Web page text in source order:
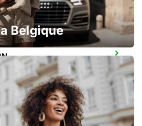
GERMANY
Belgique